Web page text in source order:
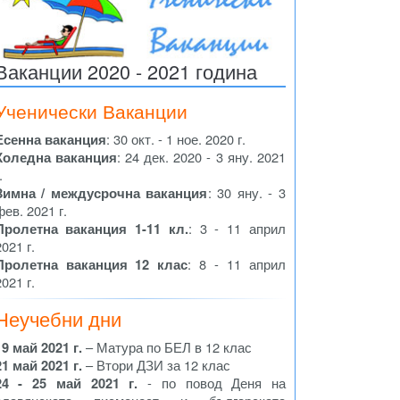
2020 - 2021 година
Ваканции
ваканция: 30 окт. - 1 ное. 2020 г.
ваканция: 24 дек. 2020 - 3 яну. 2021
/ междусрочна ваканция: 30 яну. - 3
2021 г.
ваканция 1-11 кл.: 3 - 11 април
г.
ваканция 12 клас: 8 - 11 април
г.
дни
май 2021 г.– Матура по БЕЛ в 12 клас
май 2021 г.– Втори ДЗИ за 12 клас
- 25 май 2021 г. - по повод Деня на